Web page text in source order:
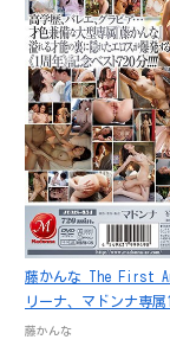
藤かんな The First
リーナ、マドンナ専
藤かんな